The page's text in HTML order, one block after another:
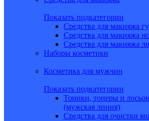
Показать подкатегории
Средства для макияжа
Средства для макияжа
Средства для макияжа
Наборы косметики
Косметика для мужчин
Показать подкатегории
Тоники, тонеры и
(мужская линия)
Средства для очистки